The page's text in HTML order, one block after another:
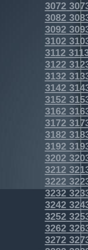
3072
3082
3092
3102
3112
3122
3132
3142
3152
3162
3172
3182
3192
3202
3212
3222
3232
3242
3252
3262
3272